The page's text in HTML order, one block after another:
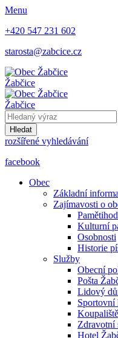
Menu
+420 547 231 602
starosta@zabcice.cz
Žabčice
Žabčice
Hledat
rozšířené vyhledávání
facebook
Obec
Základní
Zajímavosti o
Kulturní
Osobnosti
Historie
Služby
Obecní
Pošta
Lidový
Sportovní
Zdravotní
Hotel